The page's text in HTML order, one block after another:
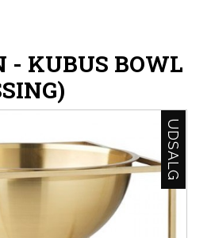
- KUBUS BOWL
UDSALG